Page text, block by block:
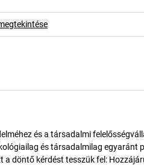
és a társadalmi
és társadalmilag
döntő kérdést tesszük fel: